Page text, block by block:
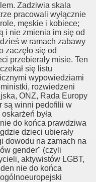
Zadziwia skala
pracowali wyłącznie
męskie i kobiece;
i nie zmienia im się od
w ramach zabawy
zaczęło się od
przebierały misie. Ten
się listu
wypowiedziami
rozwiedzeni
ONZ, Rada Europy
są winni pedofilii w
była
do końca prawdziwa
dzieci ubierały
dowodu na zamach na
gender" (czyli
aktywistów LGBT,
nie do końca